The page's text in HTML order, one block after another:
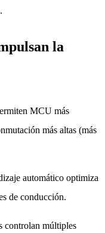
la
MCU más
más altas (más
automático optimiza
de conducción.
controlan múltiples